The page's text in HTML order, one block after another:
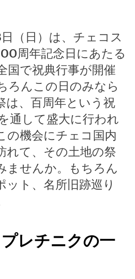
（日）は、チェコス
周年記念日にあたる
国で祝典行事が開催
ろんこの日のみなら
は、百周年という祝
通して盛大に行われ
の機会にチェコ国内
れて、その土地の祭
ませんか。もちろん
ット、名所旧跡巡り
レチニクの一